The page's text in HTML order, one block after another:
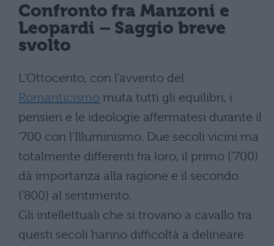
Confronto fra Manzoni e
Leopardi – Saggio breve
svolto
L’Ottocento, con l’avvento del
Romanticismo muta tutti gli equilibri, i
pensieri e le ideologie affermatesi durante il
‘700 con l’Illuminismo. Due secoli vicini ma
totalmente differenti fra loro, il primo (‘700)
dà importanza alla ragione e il secondo
(‘800) al sentimento.
Gli intellettuali che si trovano a cavallo tra
questi secoli hanno difficoltà a delineare